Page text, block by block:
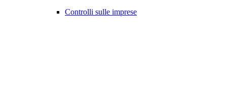
Controlli sulle imprese